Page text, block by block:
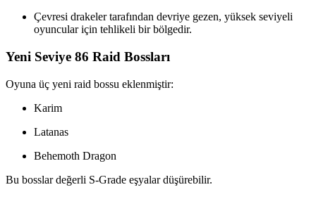
Çevresi drakeler tarafından devriye gezen, yüksek seviyeli
oyuncular için tehlikeli bir bölgedir.
Yeni Seviye 86 Raid Bossları
Oyuna üç yeni raid bossu eklenmiştir:
Karim
Latanas
Behemoth Dragon
Bu bosslar değerli S-Grade eşyalar düşürebilir.